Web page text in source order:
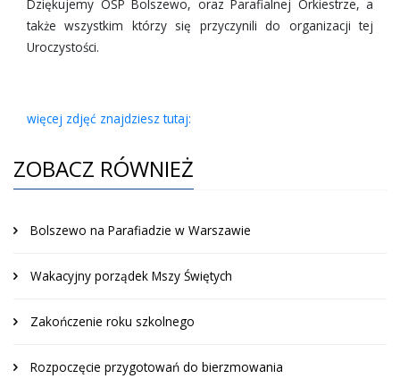
Dziękujemy OSP Bolszewo, oraz Parafialnej Orkiestrze, a
także wszystkim którzy się przyczynili do organizacji tej
Uroczystości.
więcej zdjęć znajdziesz tutaj:
ZOBACZ RÓWNIEŻ
Bolszewo na Parafiadzie w Warszawie
Wakacyjny porządek Mszy Świętych
Zakończenie roku szkolnego
Rozpoczęcie przygotowań do bierzmowania